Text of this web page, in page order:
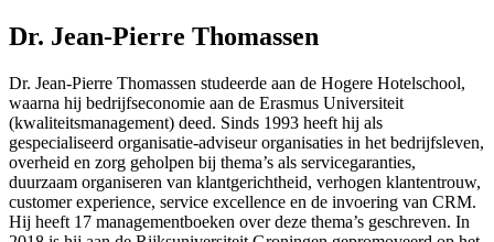
Dr. Jean-Pierre Thomassen
Dr. Jean-Pierre Thomassen studeerde aan de Hogere Hotelschool,
waarna hij bedrijfseconomie aan de Erasmus Universiteit
(kwaliteitsmanagement) deed. Sinds 1993 heeft hij als
gespecialiseerd organisatie-adviseur organisaties in het bedrijfsleven,
overheid en zorg geholpen bij thema’s als servicegaranties,
duurzaam organiseren van klantgerichtheid, verhogen klantentrouw,
customer experience, service excellence en de invoering van CRM.
Hij heeft 17 managementboeken over deze thema’s geschreven. In